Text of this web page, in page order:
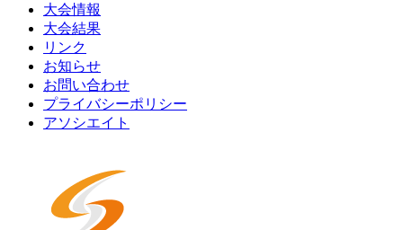
大会情報
大会結果
リンク
お知らせ
お問い合わせ
プライバシーポリシー
アソシエイト